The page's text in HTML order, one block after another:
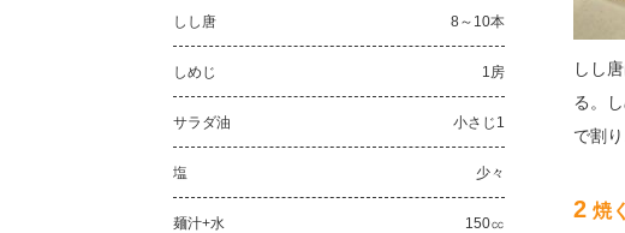
しし唐 8～10本
しめじ 1房
サラダ油 小さじ1
塩 少々
麺汁+水 150㏄
しし
る。
で割
2 焼